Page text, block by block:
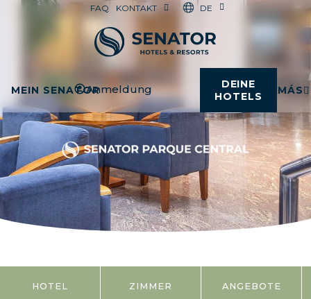
FAQ KONTAKT DE
MEIN SENATORAnmeldung
DEINE
HOTELS
MÁS
HOTEL ZIMMER ANGEBOTE